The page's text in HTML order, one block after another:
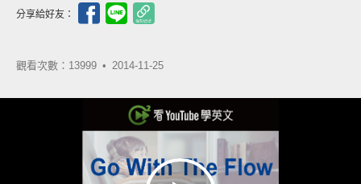
分享給好友：
觀看次數：13999 • 2014-11-25